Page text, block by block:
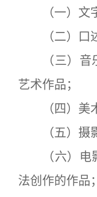
（一）文字
（二）口述
（三）音乐
艺术作品；
（四）美术
（五）摄影
（六）电影
法创作的作品；